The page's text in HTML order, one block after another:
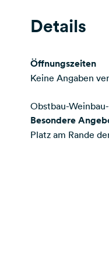
Details
Öffnungszeiten
Keine Angaben
Obstbau-
Besondere
Platz am Rande